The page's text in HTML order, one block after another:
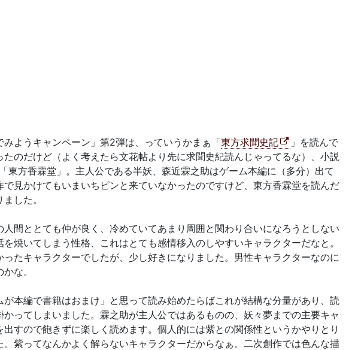
みようキャンペーン」第2弾は、っていうかまぁ「東方求聞史記
」を読んで
たのだけど（よく考えたら文花帖より先に求聞史紀読んじゃってるな）、小説
東方香霖堂」。主人公である半妖、森近霖之助はゲーム本編に（多分）出て
で見かけてもいまいちピンと来ていなかったのですけど、東方香霖堂を読んだ
した。
人間ととても仲が良く、冷めていてあまり周囲と関わり合いになろうとしない
焼いてしまう性格、これはとても感情移入のしやすいキャラクターだなと。
たキャラクターでしたが、少し好きになりました。男性キャラクターなのに
な。
が本編で書籍はおまけ」と思って読み始めたらばこれが結構な分量があり、読
ってしまいました。霖之助が主人公ではあるものの、妖々夢までの主要キャ
すので飽きずに楽しく読めます。個人的には紫との関係性というかやりとり
。紫ってなんかよく解らないキャラクターだからなぁ。二次創作では色んな描